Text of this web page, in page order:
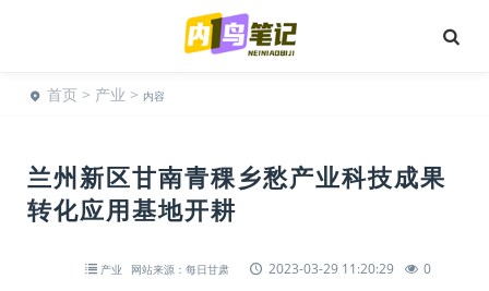
首页 > 产业 > 内容
兰州新区甘南青稞乡愁产业科技成果
转化应用基地开耕
产业 网站来源：每日甘肃 2023-03-29 11:20:29 0